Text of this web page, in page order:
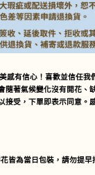
感有信心！喜歡並信任我
隨著氣候變化沒有開花、
接受，下單即表示同意。
皆為當日包裝，請勿提早